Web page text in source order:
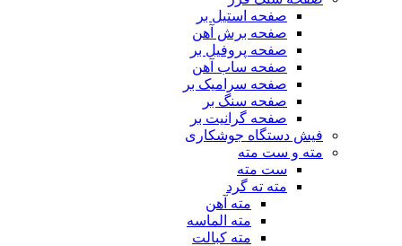
صفحه استیل بر
صفحه برش آهن
صفحه پروفیل بر
صفحه ساب آهن
صفحه سرامیک بر
صفحه سنگ بر
صفحه گرانیت بر
فیش دستگاه جوشکاری
مته و ست مته
ست مته
مته ته گرد
مته آهن
مته الماسه
مته کبالت